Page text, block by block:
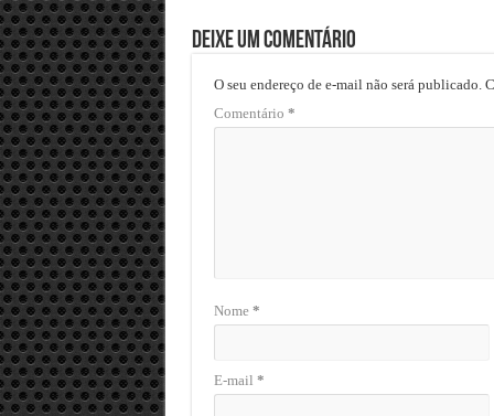
Deixe um comentário
O seu endereço de e-mail não será publicado.
Comentário *
Nome *
E-mail *